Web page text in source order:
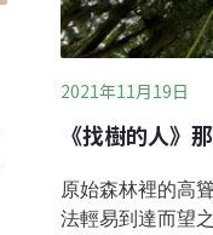
2021年11月19日
《找樹的人》
原始森林裡的高
法輕易到達而望